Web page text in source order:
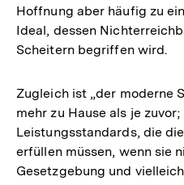
Hoffnung aber häufig zu
Ideal, dessen
Scheitern begriffen wird.
Zugleich ist „der moderne
mehr zu Hause als je
Leistungsstandards, die
erfüllen müssen, wenn sie
Gesetzgebung und